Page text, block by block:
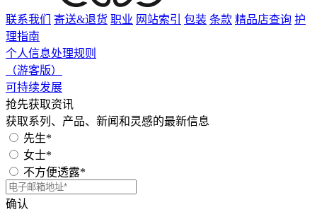
联系我们 寄送&退货 职业 网站索引 包装 条款 精品店查询 护
理指南
个人信息处理规则
（游客版）
可持续发展
抢先获取资讯
获取系列、产品、新闻和灵感的最新信息
先生*
女士*
不方便透露*
确认